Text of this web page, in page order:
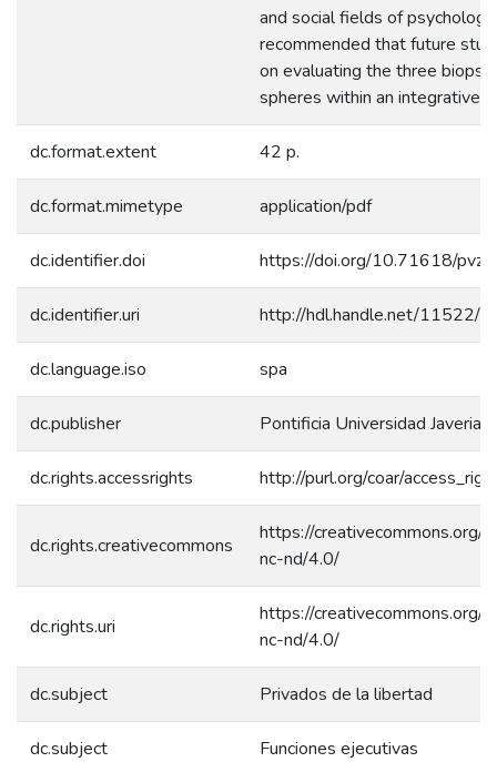
and social fields of
recommended that future
on evaluating the three
spheres within an integrative
dc.format.extent 42 p.
dc.format.mimetype application/pdf
dc.identifier.doi https://doi.org/10.71618/
dc.identifier.uri http://hdl.handle.net/11522/
dc.language.iso spa
dc.publisher Pontificia Universidad
dc.rights.accessrights http://purl.org/coar/
dc.rights.creativecommons
https://creativecommons.org/
nc-nd/4.0/
dc.rights.uri
https://creativecommons.org/
nc-nd/4.0/
dc.subject Privados de la libertad
dc.subject Funciones ejecutivas